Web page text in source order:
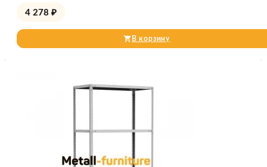
4 278 ₽
В корзину